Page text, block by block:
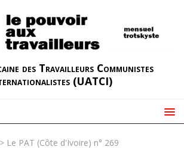
des Travailleurs Communistes
(UATCI)
> Le PAT (Côte d'Ivoire) n° 269